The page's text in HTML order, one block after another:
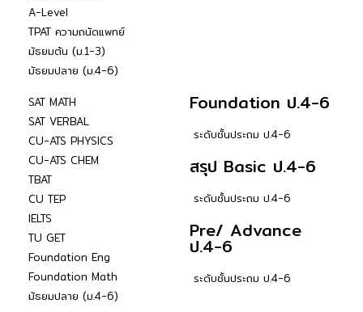
A-Level
TPAT ความถนัดแพทย์
มัธยมต้น (ม.1-3)
มัธยมปลาย (ม.4-6)
SAT MATH
SAT VERBAL
CU-ATS PHYSICS
CU-ATS CHEM
TBAT
CU TEP
IELTS
TU GET
Foundation Eng
Foundation Math
มัธยมปลาย (ม.4-6)
Foundation ป.4-6
ระดับชั้นประถม ป.4-6
สรุป Basic ป.4-6
ระดับชั้นประถม ป.4-6
Pre/ Advance
ป.4-6
ระดับชั้นประถม ป.4-6